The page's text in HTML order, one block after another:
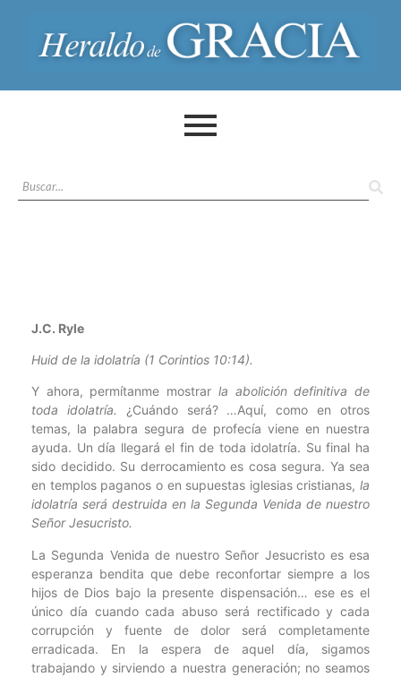
J.C. Ryle
Huid de la idolatría (1 Corintios 10:14).
Y ahora, permítanme mostrar la abolición definitiva de
toda idolatría.
¿Cuándo será? …Aquí, como en otros
temas, la palabra segura de profecía viene en nuestra
ayuda. Un día llegará el fin de toda idolatría. Su final ha
sido decidido. Su derrocamiento es cosa segura. Ya sea
en templos paganos o en supuestas iglesias cristianas, la
idolatría será destruida en la Segunda Venida de nuestro
Señor Jesucristo.
La Segunda Venida de nuestro Señor Jesucristo es esa
esperanza bendita que debe reconfortar siempre a los
hijos de Dios bajo la presente dispensación… ese es el
único día cuando cada abuso será rectificado y cada
corrupción y fuente de dolor será completamente
erradicada. En la espera de aquel día, sigamos
trabajando y sirviendo a nuestra generación; no seamos